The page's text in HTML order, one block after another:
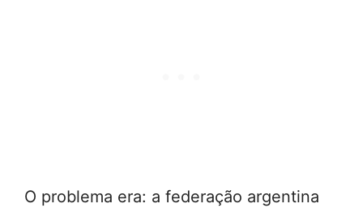
O problema era: a federação argentina